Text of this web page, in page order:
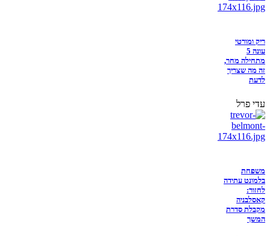
ריק ומורטי
עונה 5
מתחילה מחר,
זה מה שצריך
לדעת
עדי פרל
משפחת
בלמונט עתידה
לחזור:
קאסלבניה
מקבלת סדרת
המשך